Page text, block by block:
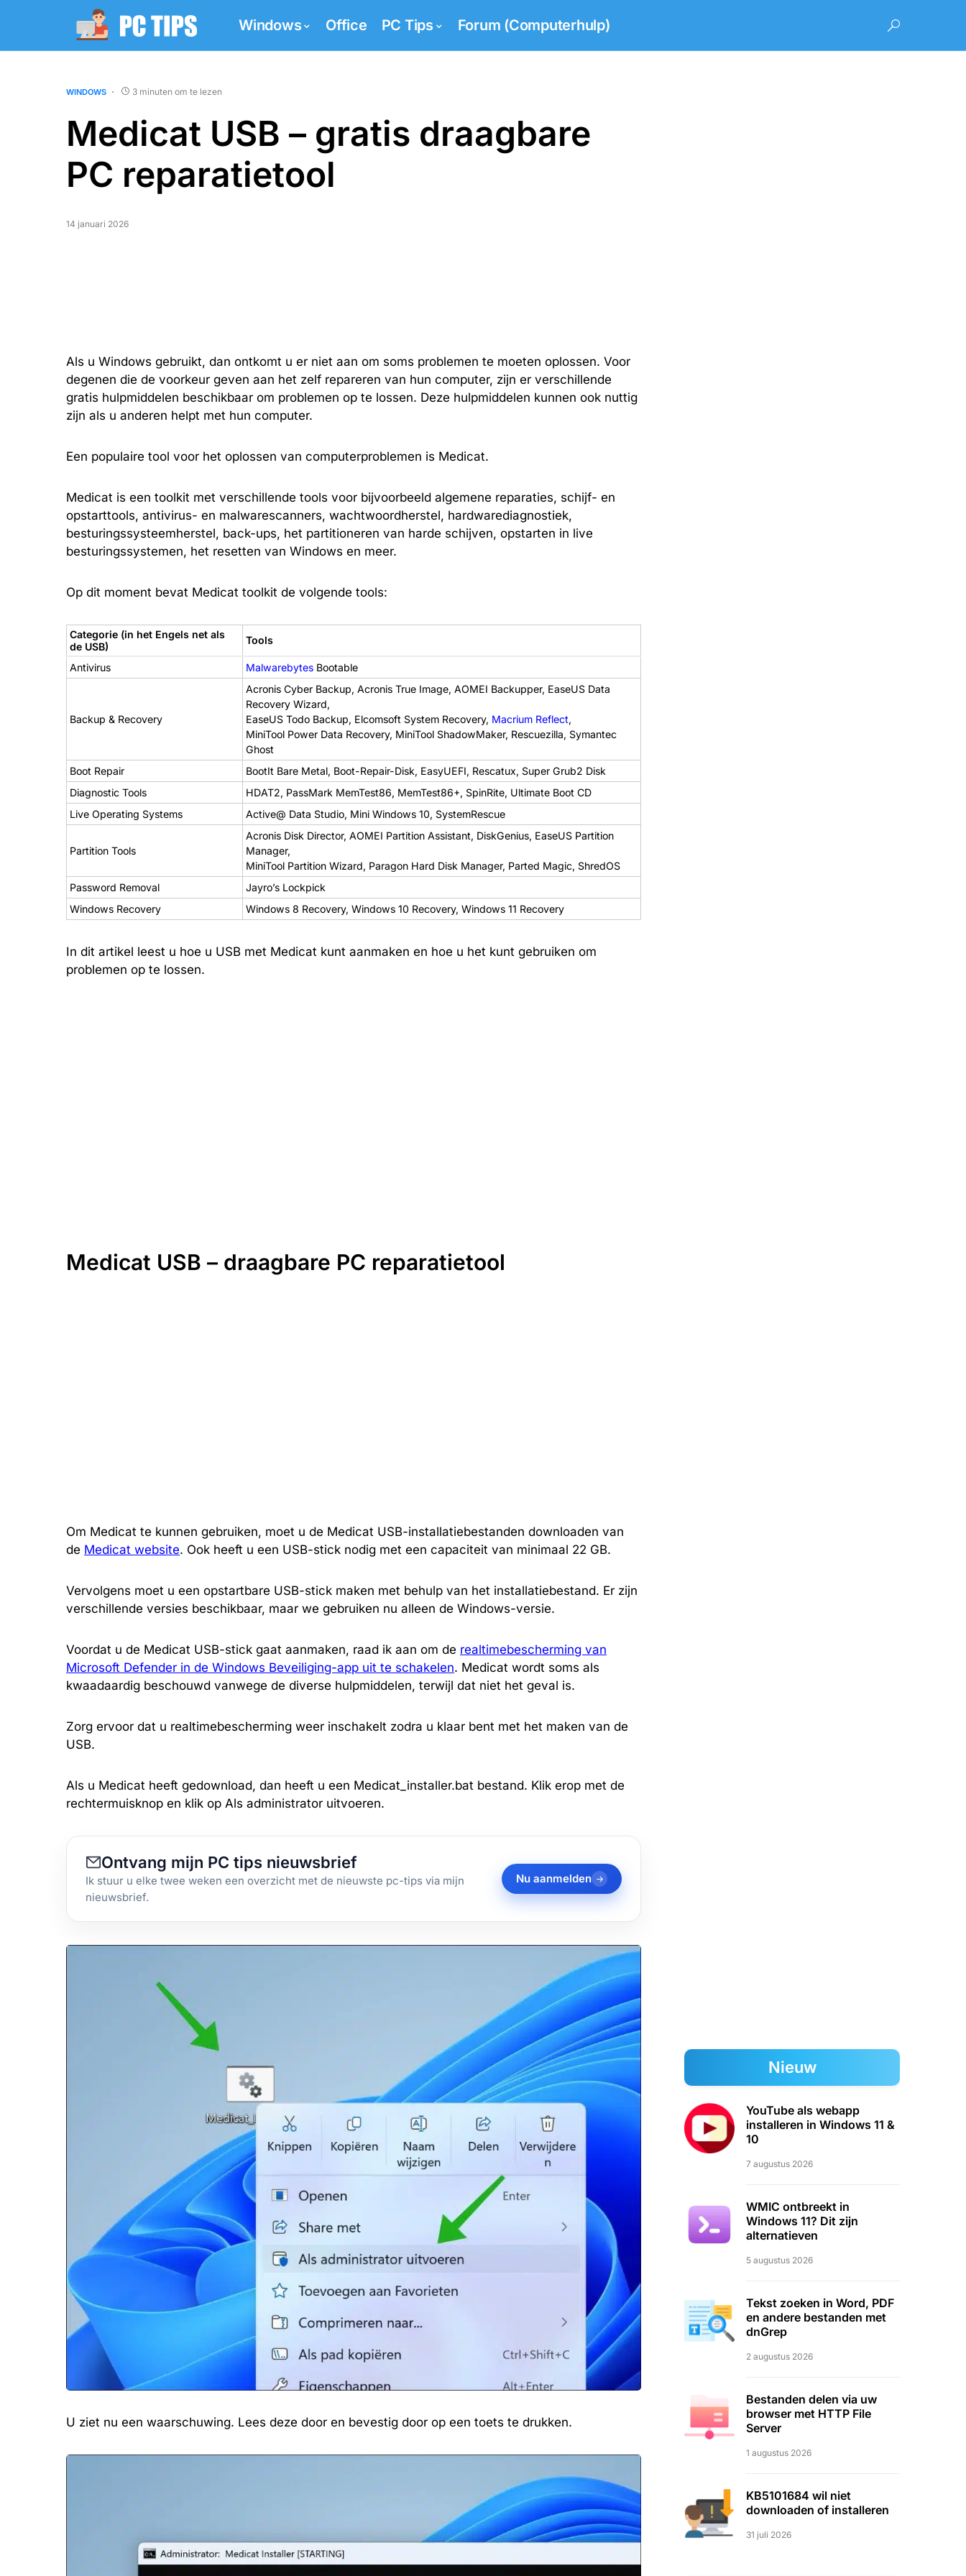
Windows Office PC Tips Forum (Computerhulp)
WINDOWS 3 minuten om te lezen
Medicat USB – gratis draagbare
PC reparatietool
14 januari 2026
Als u Windows gebruikt, dan ontkomt u er niet aan om soms problemen te moeten oplossen. Voor
degenen die de voorkeur geven aan het zelf repareren van hun computer, zijn er verschillende
gratis hulpmiddelen beschikbaar om problemen op te lossen. Deze hulpmiddelen kunnen ook nuttig
zijn als u anderen helpt met hun computer.
Een populaire tool voor het oplossen van computerproblemen is Medicat.
Medicat is een toolkit met verschillende tools voor bijvoorbeeld algemene reparaties, schijf- en
opstarttools, antivirus- en malwarescanners, wachtwoordherstel, hardwarediagnostiek,
besturingssysteemherstel, back-ups, het partitioneren van harde schijven, opstarten in live
besturingssystemen, het resetten van Windows en meer.
Op dit moment bevat Medicat toolkit de volgende tools:
Categorie (in het Engels net als
de USB)
Tools
Antivirus Malwarebytes Bootable
Backup & Recovery
Acronis Cyber Backup, Acronis True Image, AOMEI Backupper, EaseUS Data
Recovery Wizard,
EaseUS Todo Backup, Elcomsoft System Recovery, Macrium Reflect,
MiniTool Power Data Recovery, MiniTool ShadowMaker, Rescuezilla, Symantec
Ghost
Boot Repair
BootIt Bare Metal, Boot-Repair-Disk, EasyUEFI, Rescatux, Super Grub2 Disk
Diagnostic Tools
HDAT2, PassMark MemTest86, MemTest86+, SpinRite, Ultimate Boot CD
Live Operating Systems
Active@ Data Studio, Mini Windows 10, SystemRescue
Partition Tools
Acronis Disk Director, AOMEI Partition Assistant, DiskGenius, EaseUS Partition
Manager,
MiniTool Partition Wizard, Paragon Hard Disk Manager, Parted Magic, ShredOS
Password Removal
Jayro’s Lockpick
Windows Recovery
Windows 8 Recovery, Windows 10 Recovery, Windows 11 Recovery
In dit artikel leest u hoe u USB met Medicat kunt aanmaken en hoe u het kunt gebruiken om
problemen op te lossen.
Medicat USB – draagbare PC reparatietool
Om Medicat te kunnen gebruiken, moet u de Medicat USB-installatiebestanden downloaden van
de Medicat website. Ook heeft u een USB-stick nodig met een capaciteit van minimaal 22 GB.
Vervolgens moet u een opstartbare USB-stick maken met behulp van het installatiebestand. Er zijn
verschillende versies beschikbaar, maar we gebruiken nu alleen de Windows-versie.
Voordat u de Medicat USB-stick gaat aanmaken, raad ik aan om de realtimebescherming van
Microsoft Defender in de Windows Beveiliging-app uit te schakelen. Medicat wordt soms als
kwaadaardig beschouwd vanwege de diverse hulpmiddelen, terwijl dat niet het geval is.
Zorg ervoor dat u realtimebescherming weer inschakelt zodra u klaar bent met het maken van de
USB.
Als u Medicat heeft gedownload, dan heeft u een Medicat_installer.bat bestand. Klik erop met de
rechtermuisknop en klik op Als administrator uitvoeren.
Ontvang mijn PC tips nieuwsbrief
Ik stuur u elke twee weken een overzicht met de nieuwste pc-tips via mijn
nieuwsbrief.
Nu aanmelden
U ziet nu een waarschuwing. Lees deze door en bevestig door op een toets te drukken.
Nieuw
YouTube als webapp
installeren in Windows 11 &
10
7 augustus 2026
WMIC ontbreekt in
Windows 11? Dit zijn
alternatieven
5 augustus 2026
Tekst zoeken in Word, PDF
en andere bestanden met
dnGrep
2 augustus 2026
Bestanden delen via uw
browser met HTTP File
Server
1 augustus 2026
KB5101684 wil niet
downloaden of installeren
31 juli 2026